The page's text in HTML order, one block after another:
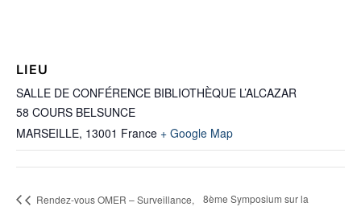
LIEU
SALLE DE CONFÉRENCE BIBLIOTHÈQUE L’ALCAZAR
58 COURS BELSUNCE
MARSEILLE, 13001 France + Google Map
Rendez-vous OMER – Surveillance,
8ème Symposium sur la